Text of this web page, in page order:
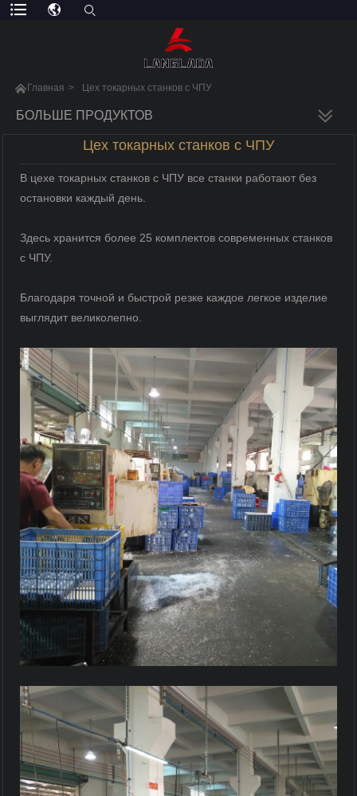
 Главная > Цех токарных станков с ЧПУ
БОЛЬШЕ ПРОДУКТОВ
Цех токарных станков с ЧПУ
В цехе токарных станков с ЧПУ все станки работают без
остановки каждый день.
Здесь хранится более 25 комплектов современных станков
с ЧПУ.
Благодаря точной и быстрой резке каждое легкое изделие
выглядит великолепно.